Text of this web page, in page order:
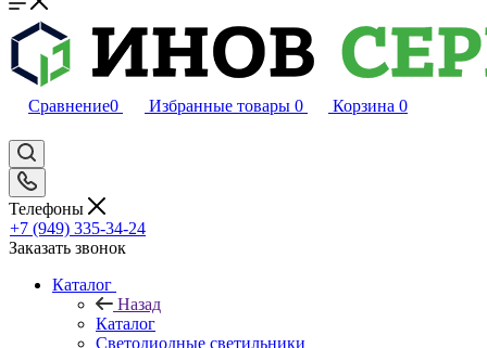
Сравнение0 Избранные товары 0 Корзина 0
Телефоны
+7 (949) 335-34-24
Заказать звонок
Каталог
Назад
Каталог
Светодиодные светильники